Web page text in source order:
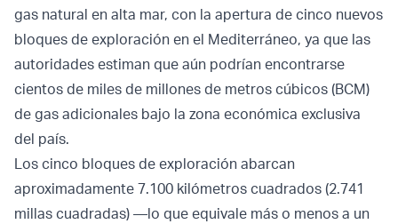
gas natural en alta mar, con la apertura de cinco nuevos
bloques de exploración en el Mediterráneo, ya que las
autoridades estiman que aún podrían encontrarse
cientos de miles de millones de metros cúbicos (BCM)
de gas adicionales bajo la zona económica exclusiva
del país.
Los cinco bloques de exploración abarcan
aproximadamente 7.100 kilómetros cuadrados (2.741
millas cuadradas) —lo que equivale más o menos a un